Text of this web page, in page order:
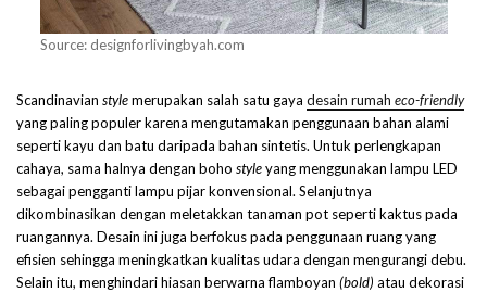
Source: designforlivingbyah.com
Scandinavian stylemerupakan salah satu gaya desain rumah eco-friendly
yang paling populer karena mengutamakan penggunaan bahan alami
seperti kayu dan batu daripada bahan sintetis. Untuk perlengkapan
cahaya, sama halnya dengan boho styleyang menggunakan lampu LED
sebagai pengganti lampu pijar konvensional. Selanjutnya
dikombinasikan dengan meletakkan tanaman pot seperti kaktus pada
ruangannya. Desain ini juga berfokus pada penggunaan ruang yang
efisien sehingga meningkatkan kualitas udara dengan mengurangi debu.
Selain itu, menghindari hiasan berwarna flamboyan (bold) atau dekorasi